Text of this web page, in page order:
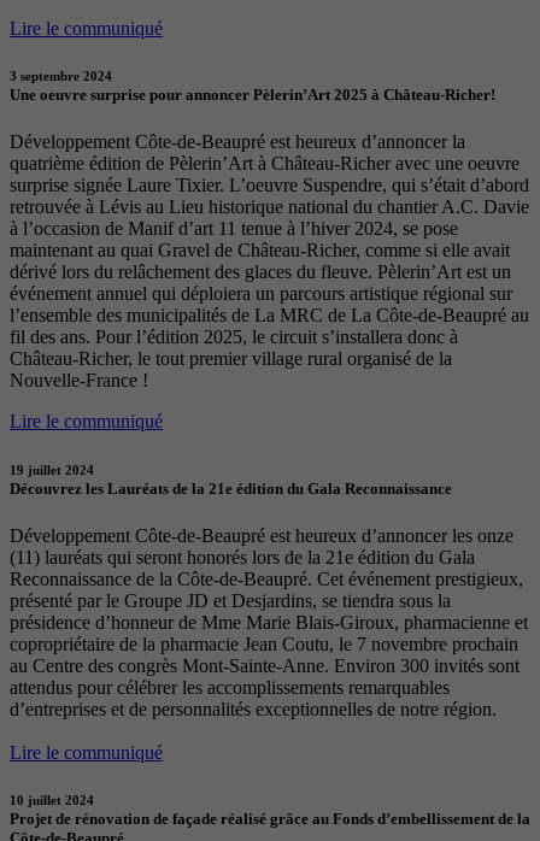
Lire le communiqué
3 septembre 2024
Une oeuvre surprise pour annoncer Pèlerin’Art 2025 à Château-Richer!
Développement Côte-de-Beaupré est heureux d’annoncer la
quatrième édition de Pèlerin’Art à Château-Richer avec une oeuvre
surprise signée Laure Tixier. L’oeuvre Suspendre, qui s’était d’abord
retrouvée à Lévis au Lieu historique national du chantier A.C. Davie
à l’occasion de Manif d’art 11 tenue à l’hiver 2024, se pose
maintenant au quai Gravel de Château-Richer, comme si elle avait
dérivé lors du relâchement des glaces du fleuve. Pèlerin’Art est un
événement annuel qui déploiera un parcours artistique régional sur
l’ensemble des municipalités de La MRC de La Côte-de-Beaupré au
fil des ans. Pour l’édition 2025, le circuit s’installera donc à
Château-Richer, le tout premier village rural organisé de la
Nouvelle-France !
Lire le communiqué
19 juillet 2024
Découvrez les Lauréats de la 21e édition du Gala Reconnaissance
Développement Côte-de-Beaupré est heureux d’annoncer les onze
(11) lauréats qui seront honorés lors de la 21e édition du Gala
Reconnaissance de la Côte-de-Beaupré. Cet événement prestigieux,
présenté par le Groupe JD et Desjardins, se tiendra sous la
présidence d’honneur de Mme Marie Blais-Giroux, pharmacienne et
copropriétaire de la pharmacie Jean Coutu, le 7 novembre prochain
au Centre des congrès Mont-Sainte-Anne. Environ 300 invités sont
attendus pour célébrer les accomplissements remarquables
d’entreprises et de personnalités exceptionnelles de notre région.
Lire le communiqué
10 juillet 2024
Projet de rénovation de façade réalisé grâce au Fonds d’embellissement de la